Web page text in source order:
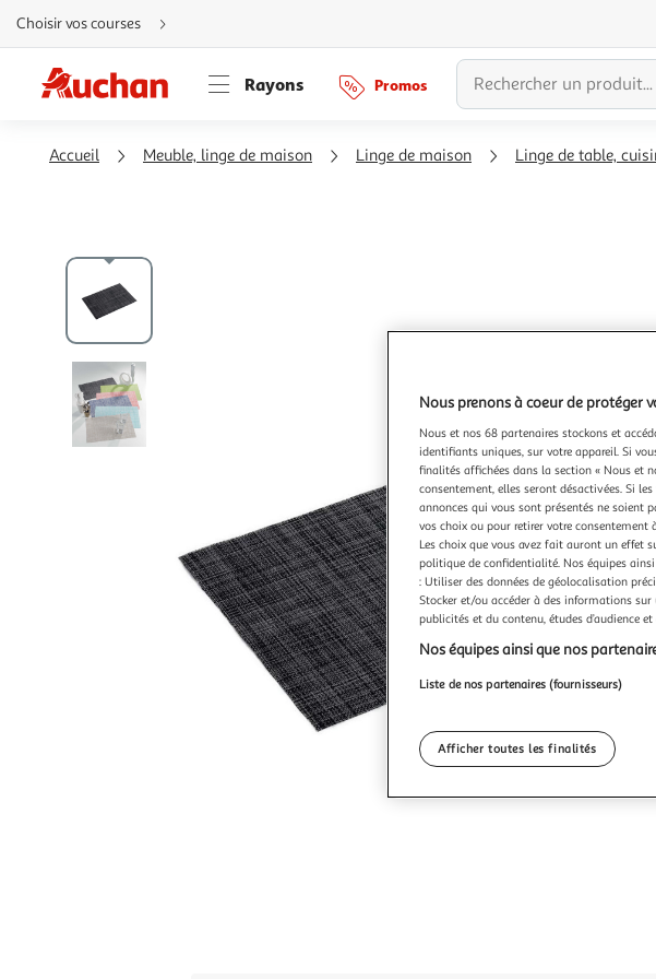
Aller
directement
au
Aller
directement
à
Aller
directement
Choisir vos courses
Rayons Promos
Accueil Meuble, linge de maison Linge de maison Linge de table,
Nous prenons à coeur de protéger
Nous et nos 68 partenaires stockons et
identifiants uniques, sur votre appareil. Si
finalités affichées dans la section « Nous et
consentement, elles seront désactivées. Si
annonces qui vous sont présentés ne soient
vos choix ou pour retirer votre consentement
Les choix que vous avez fait auront un effet
politique de confidentialité. Nos équipes
: Utiliser des données de géolocalisation
Stocker et/ou accéder à des informations
publicités et du contenu, études d’audience
Nos équipes ainsi que nos
Liste de nos partenaires (fournisseurs)
Afficher toutes les finalités